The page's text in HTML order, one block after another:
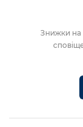
Знижки на